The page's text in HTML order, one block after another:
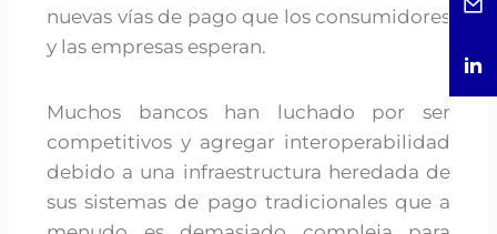
nuevas vías de pago que los consumidores
y las empresas esperan.
Muchos bancos han luchado por ser
competitivos y agregar interoperabilidad
debido a una infraestructura heredada de
sus sistemas de pago tradicionales que a